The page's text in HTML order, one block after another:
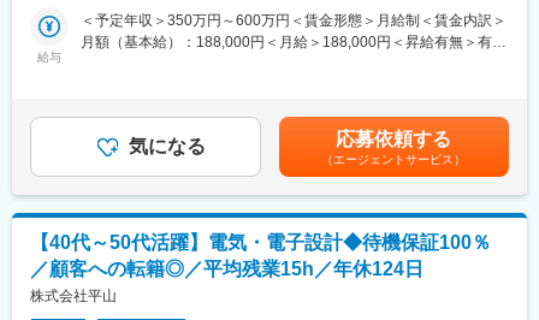
頼関係を構築していきます。顧客の想像以上のサービスを提供す
ることで実際にほとんどの顧客が同社をリピートしています。
・製造工程は100％外部のパートナー工場に発注します。そのた
こそ、家電・電子機器・工業用ロボットなど、様々な案件を手が
けていただけます。
心としたパートナー先にてご経験に応じて機械設計・電気回路設
計・生産技術等の業務に携わって頂きます。大手メーカーの最新
ニケーションが活発な風土があり、離職率は5％と、長期的に就業
できる環境が整っています。
※ご希望の勤務地に沿って、派遣先を決定します。就業開始後も、
ご希望の勤務地やキャリア形成に沿うように経験を積んでいただ
きます。（頻繁な配置転換や、意向に沿わない派遣先就業はあり
ません）
■仕事詳細：
当社では3600名のエンジニアが大手メーカーの設計開発部門で活
躍中であり、ものづくりの上流工程案件に多数携わることができ
地に応じて配属先を決定致します。 受動喫煙対策：屋内全面禁煙
変更の範囲：会社の定める事業所
給与
＜予定年収＞350万円～600万円＜賃金形態＞月給制＜賃金内訳＞
月額（基本給）：188,000円＜月給＞188,000円＜昇給有無＞有＜
70,000円）資格取得報奨金、単身赴任手当、Web手当、交代勤務
手当など賃金はあくまでも目安の金額であり、選考を通じて上下
する可能性があります。月給(月額)は固定手当を含めた表記です。
気になる 応募依頼する
（エージェントサービス）
【40代～50代活躍】電気・電子設計◆待機保証100％
／顧客への転籍◎／平均残業15h／年休124日
株式会社平山